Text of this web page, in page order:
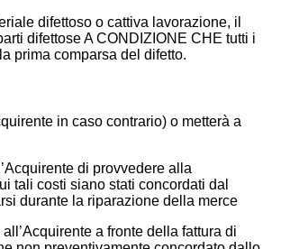
difettoso o cattiva lavorazione, il
difettose A CONDIZIONE CHE tutti i
prima comparsa del difetto.
in caso contrario) o metterà a
di provvedere alla
tali costi siano stati concordati dal
durante la riparazione della merce
a fronte della fattura di